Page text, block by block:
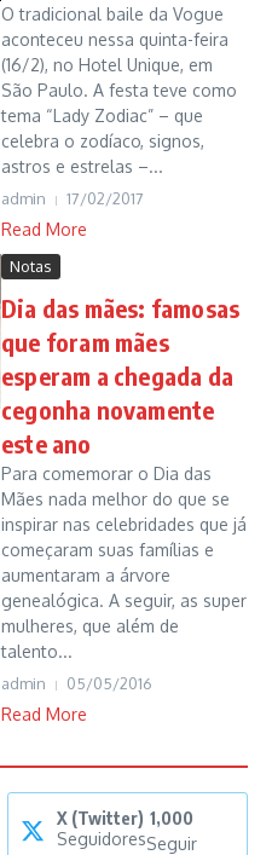
O tradicional baile da Vogue
aconteceu nessa quinta-feira
(16/2), no Hotel Unique, em
São Paulo. A festa teve como
tema “Lady Zodiac” – que
celebra o zodíaco, signos,
astros e estrelas –...
admin 17/02/2017
Read More
Notas
Dia das mães: famosas
que foram mães
esperam a chegada da
cegonha novamente
este ano
Para comemorar o Dia das
Mães nada melhor do que se
inspirar nas celebridades que já
começaram suas famílias e
aumentaram a árvore
genealógica. A seguir, as super
mulheres, que além de
talento...
admin 05/05/2016
Read More
X (Twitter) 1,000
SeguidoresSeguir